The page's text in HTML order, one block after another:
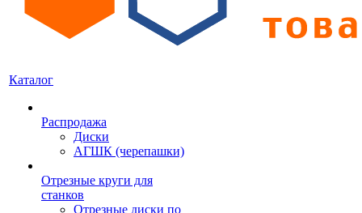
Каталог
Распродажа
Диски
АГШК (черепашки)
Отрезные круги для
станков
Отрезные диски по